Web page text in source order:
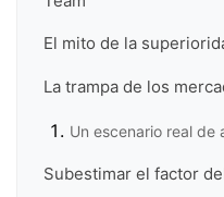
El mito de la
La trampa de los
Un escenario real de
Subestimar el factor